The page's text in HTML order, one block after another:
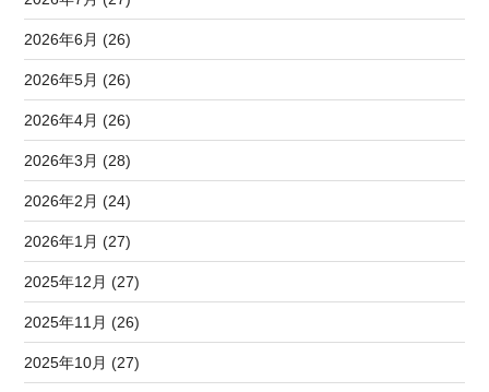
2026年6月 (26)
2026年5月 (26)
2026年4月 (26)
2026年3月 (28)
2026年2月 (24)
2026年1月 (27)
2025年12月 (27)
2025年11月 (26)
2025年10月 (27)